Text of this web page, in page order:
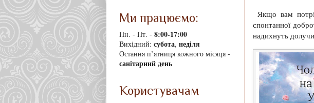
Якщо вам
спонтанної
надихнуть
Ми працюємо:
Пн. - Пт. - 8:00-17:00
Вихідний: субота, неділя
Остання п’ятниця кожного місяця -
санітарний день
Користувачам